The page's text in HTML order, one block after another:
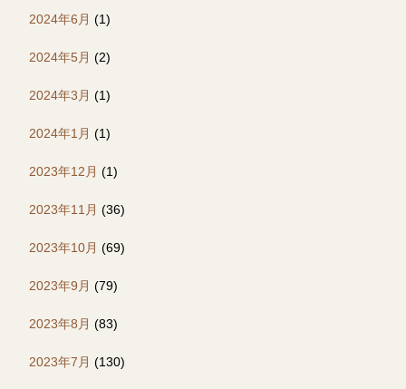
2024年6月 (1)
2024年5月 (2)
2024年3月 (1)
2024年1月 (1)
2023年12月 (1)
2023年11月 (36)
2023年10月 (69)
2023年9月 (79)
2023年8月 (83)
2023年7月 (130)